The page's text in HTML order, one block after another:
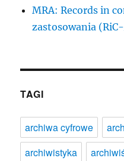
MRA: Records in
zastosowania (RiC-
TAGI
archiwa cyfrowe
archiwistyka